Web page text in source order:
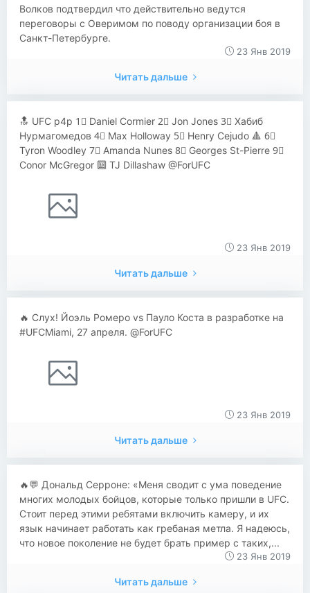
Волков подтвердил что действительно ведутся
переговоры с Оверимом по поводу организации боя в
Санкт-Петербурге.
23 Янв 2019
Читать дальше
🔝 UFC p4p 1⃣ Daniel Cormier 2⃣ Jon Jones 3⃣ Хабиб
Нурмагомедов 4⃣ Max Holloway 5⃣ Henry Cejudo 🔺 6⃣
Tyron Woodley 7⃣ Amanda Nunes 8⃣ Georges St-Pierre 9⃣
Conor McGregor 🔟 TJ Dillashaw @ForUFC
23 Янв 2019
Читать дальше
🔥 Слух! Йоэль Ромеро vs Пауло Коста в разработке на
#UFCMiami, 27 апреля. @ForUFC
23 Янв 2019
Читать дальше
​​🔥💬 Дональд Серроне: «Меня сводит с ума поведение
многих молодых бойцов, которые только пришли в UFC.
Стоит перед этими ребятами включить камеру, и их
язык начинает работать как гребаная метла. Я надеюсь,
что новое поколение не будет брать пример с таких,...
23 Янв 2019
Читать дальше